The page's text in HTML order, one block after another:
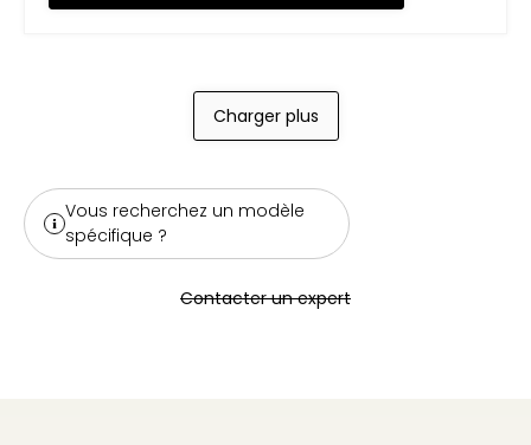
Charger plus
Vous recherchez un modèle
spécifique ?
Contacter un expert